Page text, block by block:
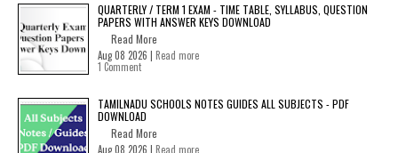
QUARTERLY / TERM 1 EXAM - TIME TABLE, SYLLABUS, QUESTION
PAPERS WITH ANSWER KEYS DOWNLOAD
Read More
Aug 08 2026 | Read more
1 Comment
TAMILNADU SCHOOLS NOTES GUIDES ALL SUBJECTS - PDF
DOWNLOAD
Read More
Aug 08 2026 | Read more